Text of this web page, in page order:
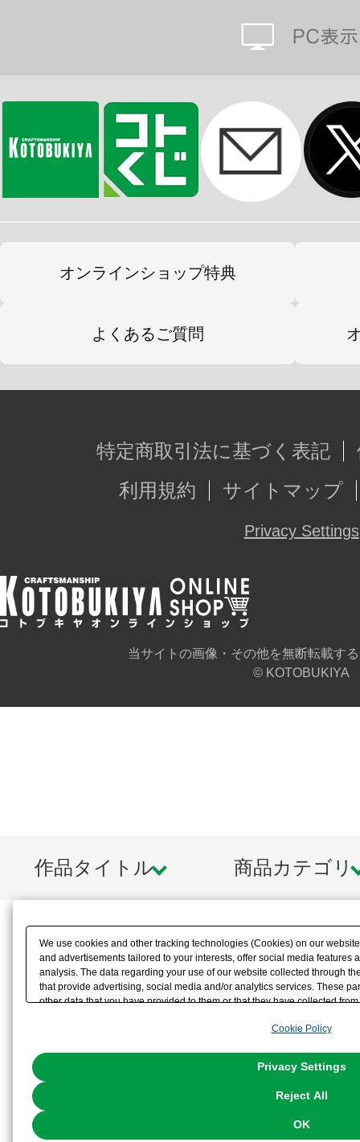
オンラインショップ特典
よくあるご質問
特定商取引法に基づく表記
利用規約
サイトマップ
Privacy Settings
当サイトの画像・その他を無断転載す
© KOTOBUKIYA
作品タイトル 商品カテゴリ
We use cookies and other tracking technologies (Cookies) on our
and advertisements tailored to your interests, offer social media features
analysis. The data regarding your use of our website collected through
that provide advertising, social media and/or analytics services. These
other data that you have provided to them or that they have collected
the use of all Cookies except for Strictly Necessary Cookies, please
You can change your consent or rejection settings at any time via
Cookie Policy
Privacy Settings
Reject All
OK